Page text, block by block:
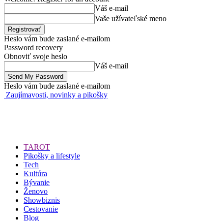
Váš e-mail
Vaše užívateľské meno
Heslo vám bude zaslané e-mailom
Password recovery
Obnoviť svoje heslo
Váš e-mail
Heslo vám bude zaslané e-mailom
Zaujímavosti, novinky a pikošky
TAROT
Pikošky a lifestyle
Tech
Kultúra
Bývanie
Ženovo
Showbiznis
Cestovanie
Blog